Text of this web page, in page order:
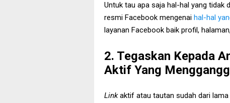
Untuk tau apa saja hal-hal yang tidak
resmi Facebook mengenai hal-hal
layanan Facebook baik profil,
2. Tegaskan Kepada
Aktif Yang
Linkaktif atau tautan sudah dari lama